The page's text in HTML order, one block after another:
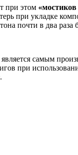
при этом «мостиков
при укладке
почти в два раза
является самым
при